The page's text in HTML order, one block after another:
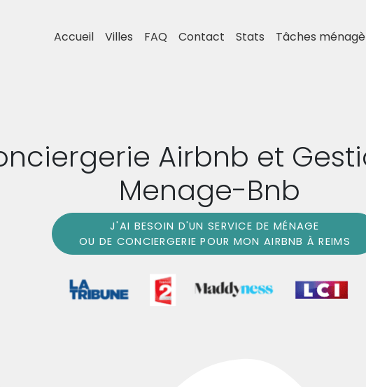
Accueil Villes FAQ Contact Stats Tâches
Airbnb et
Menage-Bnb
J'AI BESOIN D'UN SERVICE DE MÉNAGE
OU DE CONCIERGERIE POUR MON AIRBNB À REIMS